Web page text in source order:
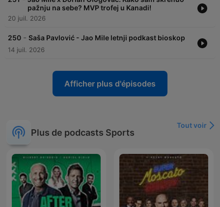
pažnju na sebe? MVP trofej u Kanadi!
20 juil. 2026
250 - Saša Pavlović - Jao Mile letnji podkast bioskop
14 juil. 2026
Afficher plus d'épisodes
Plus de podcasts Sports
Tout voir